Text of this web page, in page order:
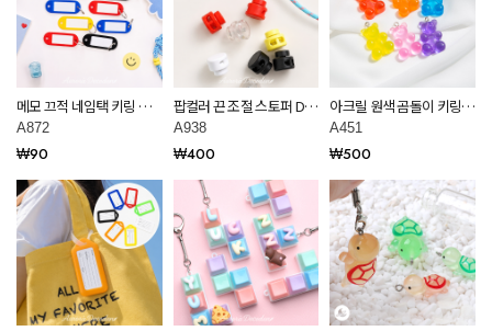
메모 끄적 네임택 키링 부
자재 만들기 재료 A872
A872
₩90
팝컬러 끈 조절 스토퍼 DIY
키링 부자재 만들기 공예
재료 A938
A938
₩400
아크릴 원색 곰돌이 키링부
자재 A451
A451
₩500